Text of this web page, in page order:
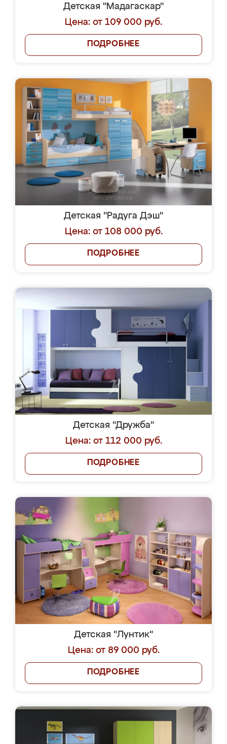
Детская "Мадагаскар"
Цена: от 109 000 руб.
ПОДРОБНЕЕ
Детская "Радуга Дэш"
Цена: от 108 000 руб.
ПОДРОБНЕЕ
Детская "Дружба"
Цена: от 112 000 руб.
ПОДРОБНЕЕ
Детская "Лунтик"
Цена: от 89 000 руб.
ПОДРОБНЕЕ